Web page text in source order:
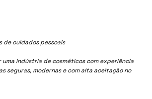
de cuidados pessoais
uma indústria de cosméticos com experiência
seguras, modernas e com alta aceitação no